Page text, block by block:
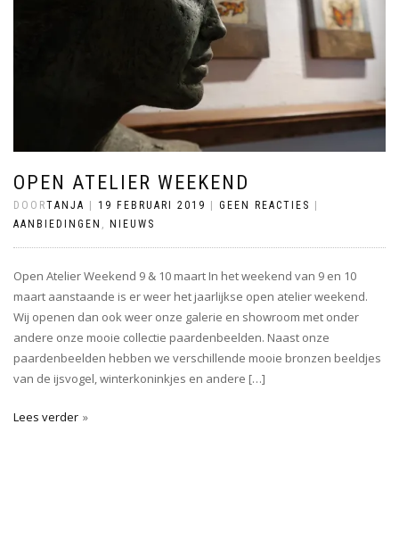
OPEN ATELIER WEEKEND
DOORTANJA | 19 FEBRUARI 2019 | GEEN REACTIES |
AANBIEDINGEN
NIEUWS
Open Atelier Weekend 9 & 10 maart In het weekend van 9 en 10
maart aanstaande is er weer het jaarlijkse open atelier weekend.
Wij openen dan ook weer onze galerie en showroom met onder
andere onze mooie collectie paardenbeelden. Naast onze
paardenbeelden hebben we verschillende mooie bronzen beeldjes
van de ijsvogel, winterkoninkjes en andere […]
Lees verder